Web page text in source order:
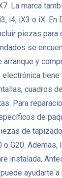
La marca
i4, iX3 o iX.
piezas
se
y
cuadros
Para
de
de
o G20.
instalada.
ayudarte